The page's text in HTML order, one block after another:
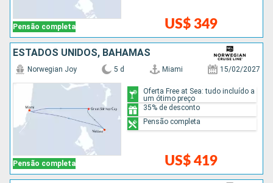
Pensão completa US$ 349
ESTADOS UNIDOS, BAHAMAS
Pensão completa
Norwegian Joy 5 d Miami 15/02/2027
US$ 419
Oferta Free at Sea: tudo incluído a
um ótimo preço
35% de desconto
Pensão completa